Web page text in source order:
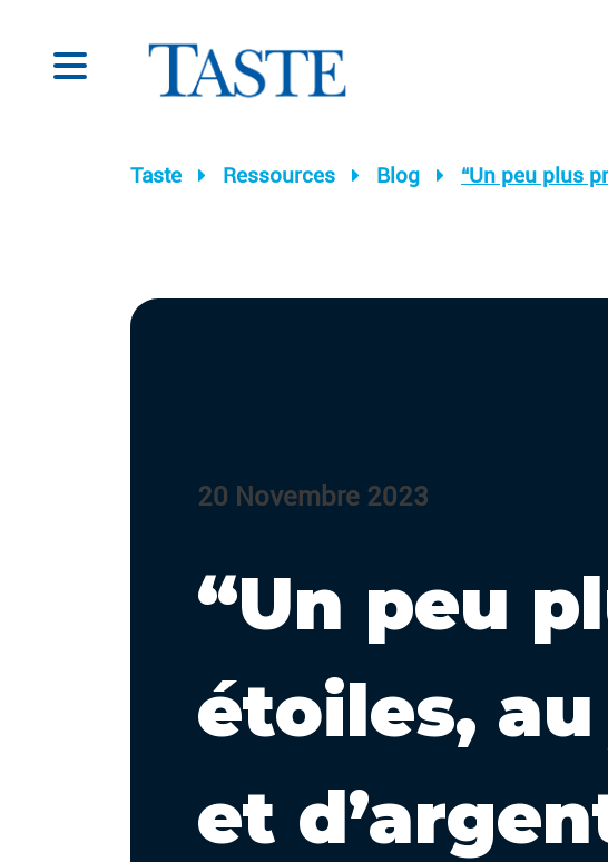
Taste Ressources Blog “Un peu plus
20 Novembre 2023
“Un peu
étoiles,
et